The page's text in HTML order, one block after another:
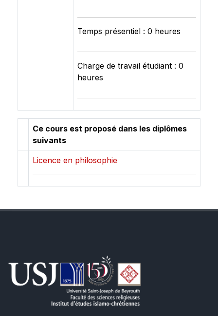
Temps présentiel : 0 heures
Charge de travail étudiant : 0
heures
Ce cours est proposé dans les diplômes
suivants
Licence en philosophie